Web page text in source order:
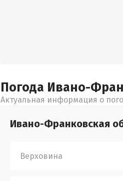
Погода Ивано-
Актуальная информация о
Ивано-Франковская
Верховина